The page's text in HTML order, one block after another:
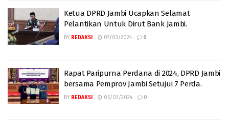
Ketua DPRD Jambi Ucapkan Selamat
Pelantikan Untuk Dirut Bank Jambi.
BY REDAKSI 07/03/2024 0
Rapat Paripurna Perdana di 2024, DPRD Jambi
bersama Pemprov Jambi Setujui 7 Perda.
BY REDAKSI 05/03/2024 0